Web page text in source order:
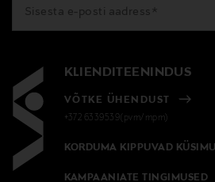
Tootja
Tootja aadress
Lasikuja 2, 02780, Espoo, Finland
Digitaalne aadress
kuluttajapalvelu@lumene.com
KLIENDITEENINDUS
VÕTKE ÜHENDUST
+372 6339539(pvm/mpm)
KORDUMA KIPPUVAD
KAMPAANIATE TINGIMUSED